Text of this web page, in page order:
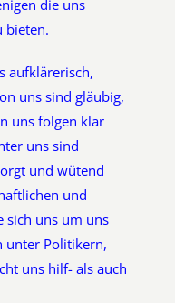
die uns
bieten.
aufklärerisch,
uns sind gläubig,
uns folgen klar
uns sind
und wütend
und
sich uns um uns
unter Politikern,
uns hilf- als auch